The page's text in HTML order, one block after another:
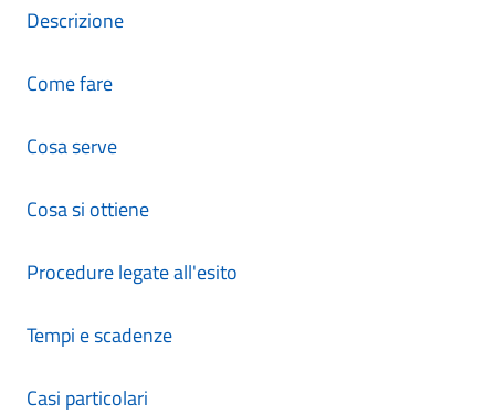
Descrizione
Come fare
Cosa serve
Cosa si ottiene
Procedure legate all'esito
Tempi e scadenze
Casi particolari